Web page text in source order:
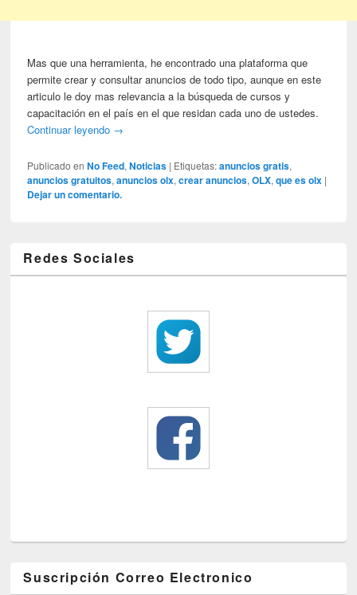
Mas que una herramienta, he encontrado una plataforma que
permite crear y consultar anuncios de todo tipo, aunque en este
articulo le doy mas relevancia a la búsqueda de cursos y
capacitación en el país en el que residan cada uno de ustedes.
Continuar leyendo →
Publicado en No Feed,Noticias | Etiquetas: anuncios gratis,
anuncios gratuitos,anuncios olx,crear anuncios,OLX,que es olx |
Dejar un comentario.
Redes Sociales
Suscripción Correo Electronico